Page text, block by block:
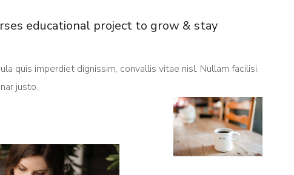
educational project to grow & stay
quis imperdiet dignissim, convallis vitae nisl. Nullam facilisi.
justo.